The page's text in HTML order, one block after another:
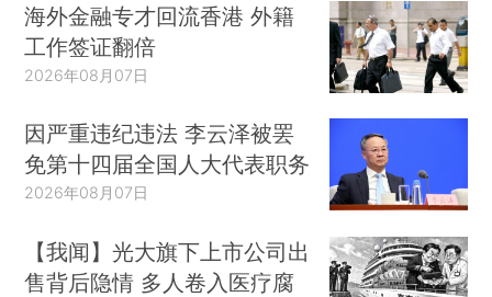
海外金融专才回流香港 外籍
工作签证翻倍
2026年08月07日
因严重违纪违法 李云泽被罢
免第十四届全国人大代表职务
2026年08月07日
【我闻】光大旗下上市公司出
售背后隐情 多人卷入医疗腐